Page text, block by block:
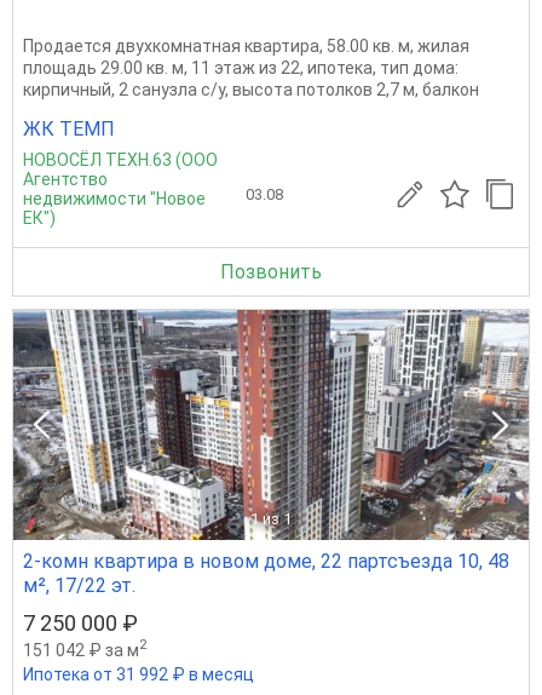
Продается двухкомнатная квартира, 58.00 кв. м, жилая
площадь 29.00 кв. м, 11 этаж из 22, ипотека, тип дома:
кирпичный, 2 санузла с/у, высота потолков 2,7 м, балкон
ЖК ТЕМП
НОВОСЁЛ ТЕХН.63 (ООО
Агентство
недвижимости "Новое
ЕК")
03.08
Позвонить
1 из 1
2-комн квартира в новом доме, 22 партсъезда 10, 48
м², 17/22 эт.
7 250 000 ₽
151 042 ₽ за м2
Ипотека от 31 992 ₽ в месяц